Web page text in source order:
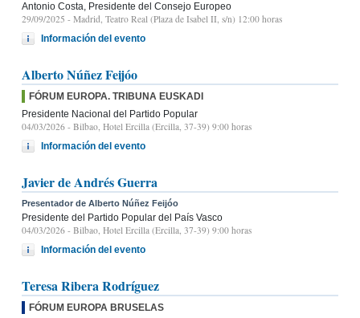
Antonio Costa, Presidente del Consejo Europeo
29/09/2025 - Madrid, Teatro Real (Plaza de Isabel II, s/n) 12:00 horas
Información del evento
Alberto Núñez Feijóo
FÓRUM EUROPA. TRIBUNA EUSKADI
Presidente Nacional del Partido Popular
04/03/2026 - Bilbao, Hotel Ercilla (Ercilla, 37-39) 9:00 horas
Información del evento
Javier de Andrés Guerra
Presentador de Alberto Núñez Feijóo
Presidente del Partido Popular del País Vasco
04/03/2026 - Bilbao, Hotel Ercilla (Ercilla, 37-39) 9:00 horas
Información del evento
Teresa Ribera Rodríguez
FÓRUM EUROPA BRUSELAS